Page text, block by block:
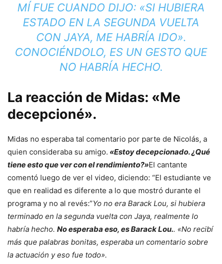
MÍ FUE CUANDO DIJO: «SI HUBIERA
ESTADO EN LA SEGUNDA VUELTA
CON JAYA, ME HABRÍA IDO».
CONOCIÉNDOLO, ES UN GESTO QUE
NO HABRÍA HECHO.
La reacción de Midas: «Me
decepcioné».
Midas no esperaba tal comentario por parte de Nicolás, a
quien consideraba su amigo. «Estoy decepcionado. ¿Qué
tiene esto que ver con el rendimiento?»El cantante
comentó luego de ver el video, diciendo: “El estudiante ve
que en realidad es diferente a lo que mostró durante el
programa y no al revés:”Yo no era Barack Lou, si hubiera
terminado en la segunda vuelta con Jaya, realmente lo
habría hecho. No esperaba eso, es Barack Lou.. «No recibí
más que palabras bonitas, esperaba un comentario sobre
la actuación y eso fue todo».